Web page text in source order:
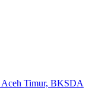
Aceh Timur, BKSDA